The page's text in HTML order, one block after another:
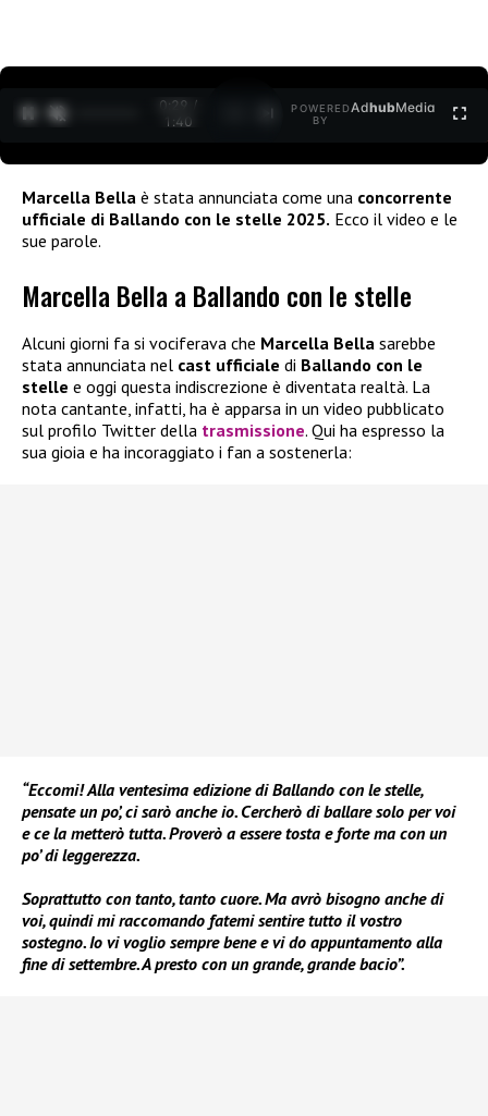
0:30 /
1:40
POWERED
BY
AdhubMedia
Marcella Bella è stata annunciata come una concorrente
ufficiale di Ballando con le stelle 2025. Ecco il video e le
sue parole.
Marcella Bella a Ballando con le stelle
Alcuni giorni fa si vociferava che Marcella Bella sarebbe
stata annunciata nel cast ufficiale di Ballando con le
stelle e oggi questa indiscrezione è diventata realtà. La
nota cantante, infatti, ha è apparsa in un video pubblicato
sul profilo Twitter della trasmissione. Qui ha espresso la
sua gioia e ha incoraggiato i fan a sostenerla:
“Eccomi! Alla ventesima edizione di Ballando con le stelle,
pensate un po’, ci sarò anche io. Cercherò di ballare solo per voi
e ce la metterò tutta. Proverò a essere tosta e forte ma con un
po’ di leggerezza.
Soprattutto con tanto, tanto cuore. Ma avrò bisogno anche di
voi, quindi mi raccomando fatemi sentire tutto il vostro
sostegno. Io vi voglio sempre bene e vi do appuntamento alla
fine di settembre. A presto con un grande, grande bacio”.